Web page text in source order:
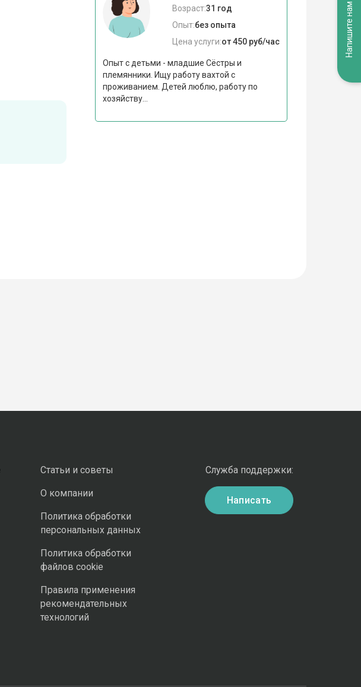
Возраст:31 год
Опыт:без опыта
Цена услуги:от 450 руб/час
Опыт с детьми - младшие Сёстры и
племянники. Ищу работу вахтой с
проживанием. Детей люблю, работу по
хозяйству...
Статьи и советы
О компании
Политика обработки
персональных данных
Политика обработки
файлов cookie
Правила применения
рекомендательных
технологий
Служба поддержки:
Написать
Напишите нам